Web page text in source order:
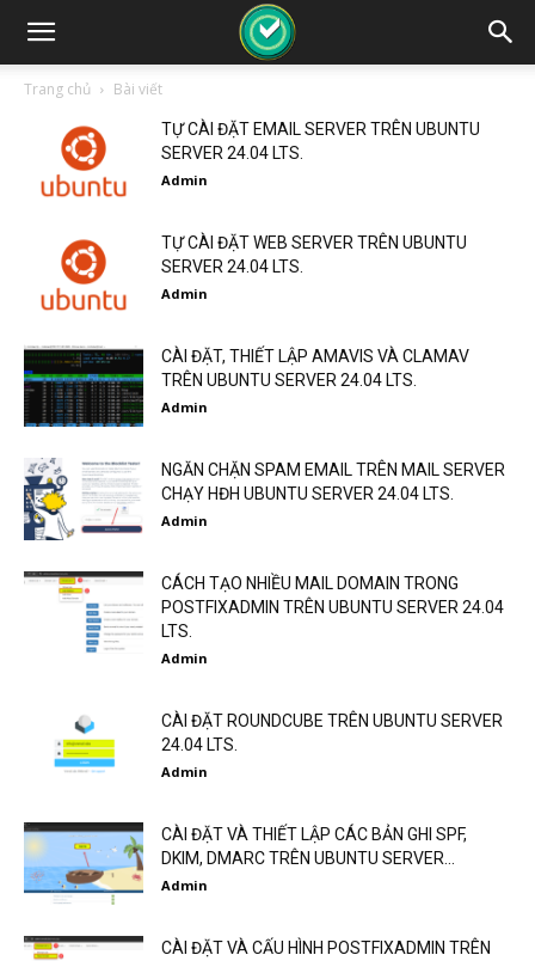
Trang chủ Bài viết
TỰ CÀI ĐẶT EMAIL SERVER TRÊN UBUNTU
SERVER 24.04 LTS.
Admin
TỰ CÀI ĐẶT WEB SERVER TRÊN UBUNTU
SERVER 24.04 LTS.
Admin
CÀI ĐẶT, THIẾT LẬP AMAVIS VÀ CLAMAV
TRÊN UBUNTU SERVER 24.04 LTS.
Admin
NGĂN CHẶN SPAM EMAIL TRÊN MAIL SERVER
CHẠY HĐH UBUNTU SERVER 24.04 LTS.
Admin
CÁCH TẠO NHIỀU MAIL DOMAIN TRONG
POSTFIXADMIN TRÊN UBUNTU SERVER 24.04
LTS.
Admin
CÀI ĐẶT ROUNDCUBE TRÊN UBUNTU SERVER
24.04 LTS.
Admin
CÀI ĐẶT VÀ THIẾT LẬP CÁC BẢN GHI SPF,
DKIM, DMARC TRÊN UBUNTU SERVER...
Admin
CÀI ĐẶT VÀ CẤU HÌNH POSTFIXADMIN TRÊN